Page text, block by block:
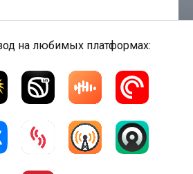
на любимых платформах: